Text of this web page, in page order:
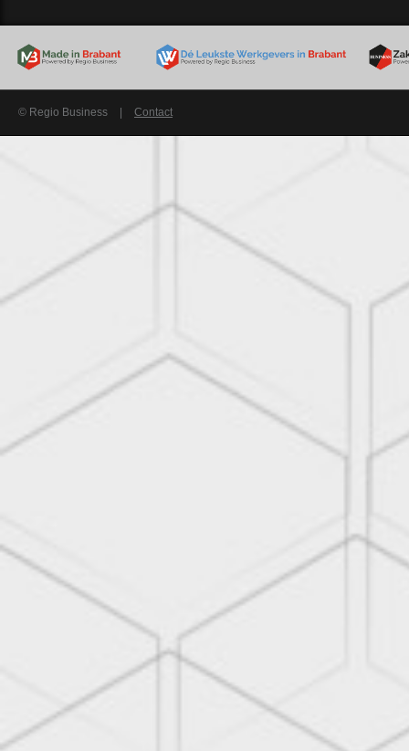
© Regio Business Contact